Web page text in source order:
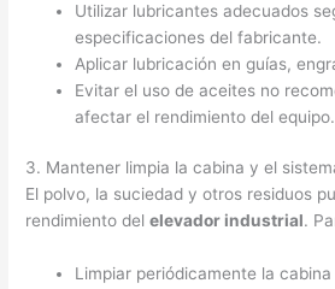
Utilizar lubricantes adecuados
especificaciones del fabricante.
Aplicar lubricación en guías,
Evitar el uso de aceites no
afectar el rendimiento del equipo.
3. Mantener limpia la cabina y el
El polvo, la suciedad y otros residuos
rendimiento delelevador industrial.
Limpiar periódicamente la